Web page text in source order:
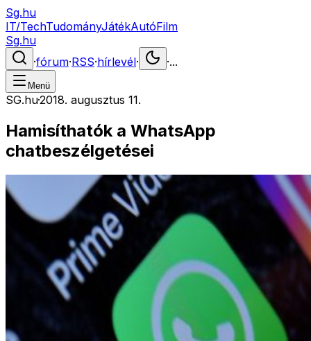
Sg.hu
IT/TechTudományJátékAutóFilm
Sg.hu
·fórum·RSS·hírlevél· ·...
Menü
SG.hu·2018. augusztus 11.
Hamisíthatók a WhatsApp
chatbeszélgetései